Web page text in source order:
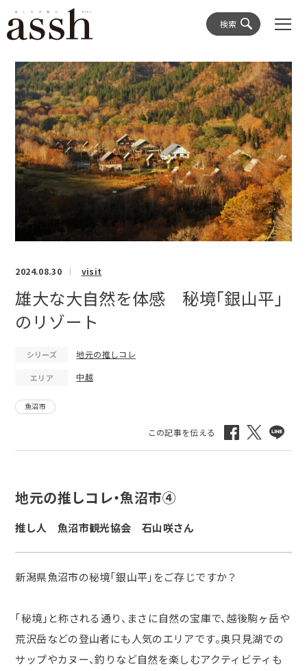
検索
2024.08.30 visit
雄大な大自然を体感 秘境「銀山平」
のリゾート
シリーズ 地元の推しコレ
エリア 中越
魚沼市
地元の推しコレ・魚沼市④
推し人 魚沼市観光協会 石山咲さん
新潟県魚沼市の秘境「銀山平」をご存じですか？
「秘境」と称される通り、まさに自然の宝庫で、越後駒ヶ岳や
荒沢岳などの登山者にも人気のエリアです。奥只見湖での
サップやカヌー、釣りなど自然を楽しむアクティビティも